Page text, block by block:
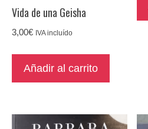
Vida de una Geisha
3,00€ IVA incluído
Añadir al carrito